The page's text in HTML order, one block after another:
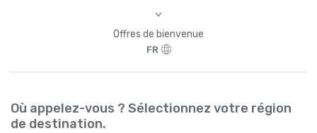
>
Offres de bienvenue
FR
Où appelez-vous ? Sélectionnez votre région
de destination.